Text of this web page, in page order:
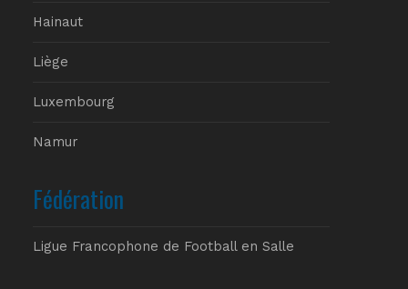
Hainaut
Liège
Luxembourg
Namur
Fédération
Ligue Francophone de Football en Salle